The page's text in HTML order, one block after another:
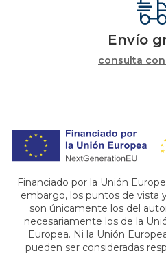
Envío
consulta
Financiado por la Unión
embargo, los puntos de vista
son únicamente los del
necesariamente los de la
Europea. Ni la Unión
pueden ser consideradas